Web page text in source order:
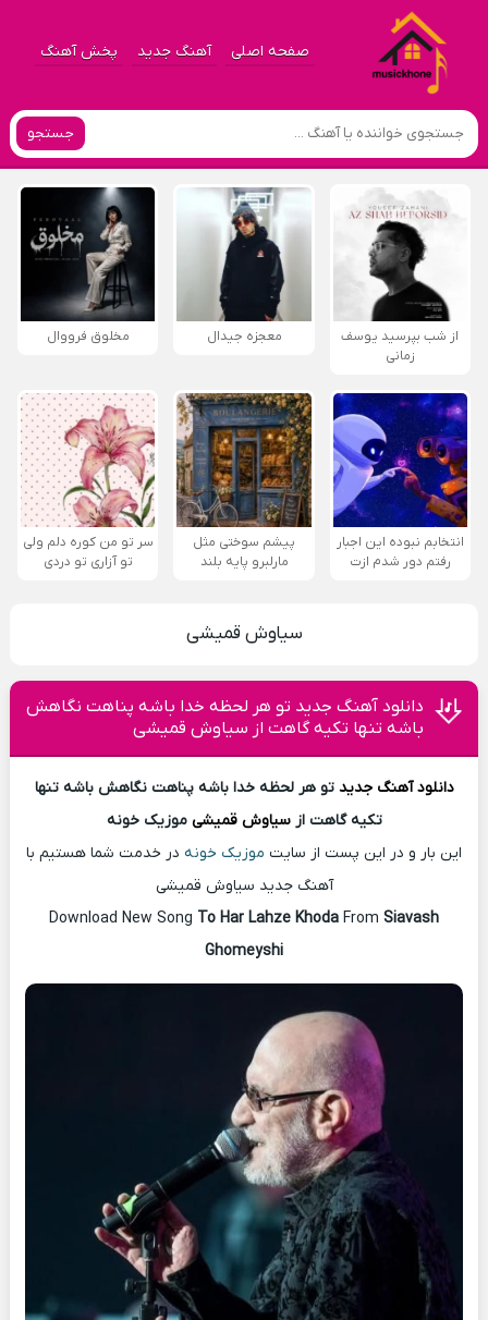
صفحه اصلی آهنگ جدید پخش آهنگ
جستجو
از شب بپرسید یوسف
زمانی
معجزه جیدال مخلوق فرووال
انتخابم نبوده این اجبار
رفتم دور شدم ازت
پیشم سوختی مثل
مارلبرو پایه بلند
سر تو من کوره دلم ولی
تو آزاری تو دردی
سیاوش قمیشی
دانلود آهنگ جدید تو هر لحظه خدا باشه پناهت نگاهش
باشه تنها تکیه گاهت از سیاوش قمیشی
دانلود آهنگ جدید تو هر لحظه خدا باشه پناهت نگاهش باشه تنها
تکیه گاهت ازسیاوش قمیشی موزیک خونه
این بار و در این پست از سایت موزیک خونه در خدمت شما هستیم با
آهنگ جدید سیاوش قمیشی
Download New Song To Har Lahze Khoda From Siavash
Ghomeyshi